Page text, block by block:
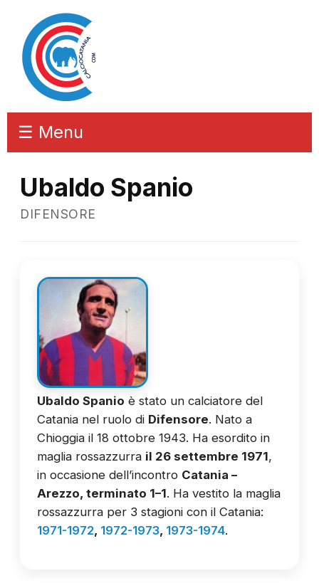
☰ Menu
Ubaldo Spanio
DIFENSORE
Ubaldo Spanio è stato un calciatore del
Catania nel ruolo di Difensore. Nato a
Chioggia il 18 ottobre 1943. Ha esordito in
maglia rossazzurra il 26 settembre 1971,
in occasione dell’incontro Catania –
Arezzo, terminato 1–1. Ha vestito la maglia
rossazzurra per 3 stagioni con il Catania:
1971-1972, 1972-1973, 1973-1974.